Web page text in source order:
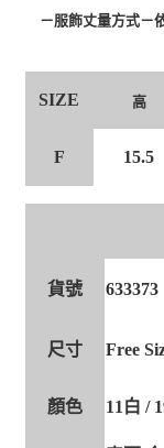
－服飾丈量方式－
SIZE 高
F 15.5
貨號 633373
尺寸 Free
顏色 11白 /